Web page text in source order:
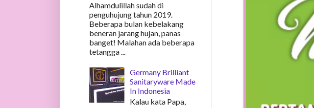
Alhamdulillah sudah di
penguhujung tahun 2019.
Beberapa bulan kebelakang
beneran jarang hujan, panas
banget! Malahan ada beberapa
tetangga ...
Germany Brilliant
Sanitaryware Made
In Indonesia
Kalau kata Papa,